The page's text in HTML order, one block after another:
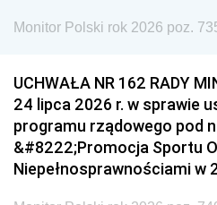
Monitor Polski rok 2026 poz.
UCHWAŁA NR 162 RADY
24 lipca 2026 r. w sprawie
programu rządowego pod
&#8222;Promocja Sportu
Niepełnosprawnościami w